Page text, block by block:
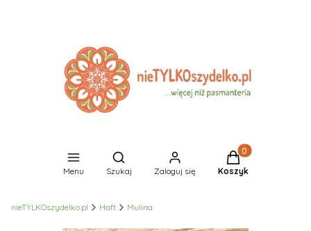
Menu
Otwórz wyszukiwarkę
Szukaj Zaloguj się
Produkty w
Koszyk
nieTYLKOszydelko.pl Haft Mulina